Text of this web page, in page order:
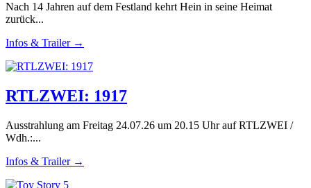
Nach 14 Jahren auf dem Festland kehrt Hein in seine Heimat
zurück...
Infos & Trailer →
RTLZWEI: 1917
Ausstrahlung am Freitag 24.07.26 um 20.15 Uhr auf RTLZWEI /
Wdh.:...
Infos & Trailer →